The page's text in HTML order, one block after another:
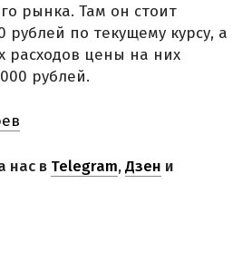
рынка. Там он стоит
по текущему курсу, а
расходов цены на них
рублей.
нас в Telegram,Дзен и